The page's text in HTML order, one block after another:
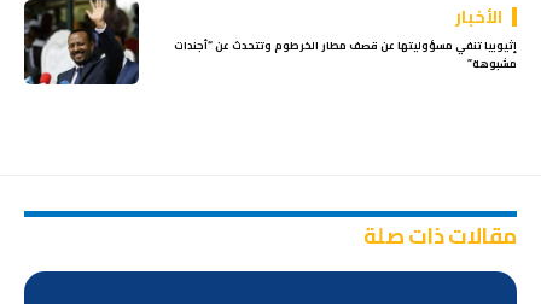
الأخبار
إثيوبيا تنفي مسؤوليتها عن قصف مطار الخرطوم وتتحدث عن “أجندات
مشبوهة”
مقالات ذات صلة